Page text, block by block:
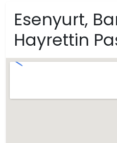
Esenyurt,
Hayrettin